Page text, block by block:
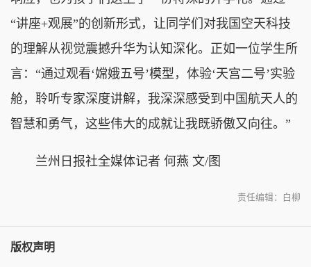
“讲座+观展”的创新形式，让同学们对我国空天科技
的理解从视觉震撼升华为认知深化。正如一位学生所
言：“通过观看‘嫦娥五号’模型，体验‘天宫二号’实验
舱，聆听专家深度讲解，我深深感受到中国航天人的
智慧和勇气，这些伟大的成就让我既骄傲又向往。”
兰州日报社全媒体记者 何燕 文/图
责任编辑：白柳
版权声明